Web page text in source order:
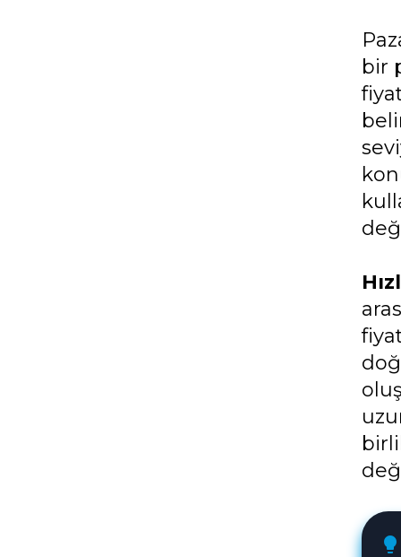
bir
lightbulb